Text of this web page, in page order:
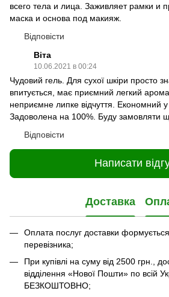
всего тела и лица. Заживляет рамки и
маска и основа под макияж.
Відповісти
Віта
10.06.2021 в 00:24
Чудовий гель. Для сухої шкіри просто
впитується, має приємний легкий
неприємне липке відчуття. Економний у
Задоволена на 100%. Буду замовляти
Відповісти
Написати
Доставка
Оплата послуг доставки
перевізника;
При купівлі на суму від 2500 грн.,
відділення «Нової Пошти» по всій
БЕЗКОШТОВНО;